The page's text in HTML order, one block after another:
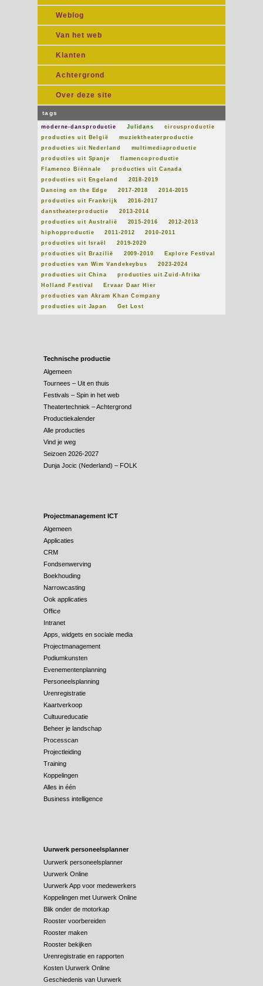
Weblog
Van het web
Klanten
Achtergrond
Over deze site
tags
moderne-dansproductie Julidans
circusproductie
producties uit België
muziektheaterproductie
producties uit Nederland
multimediaproductie
producties uit Spanje
flamencoproductie
Flamenco Biënnale
producties uit Canada
producties uit Engeland
2018-2019
Dancing on the Edge
2017-2018
2014-2015
producties uit Frankrijk
2016-2017
danstheaterproductie
2013-2014
producties uit Australië
2015-2016
2012-2013
hiphopproductie
2011-2012
2010-2011
producties uit Israël
2019-2020
producties uit Brazilië
2009-2010
Explore Festival
producties van Wim Vandekeybus
2023-2024
producties uit China
producties uit Zuid-Afrika
Holland Festival
Ervaar Daar Hier
producties van Akram Khan Company
producties uit Japan
Get Lost
Technische productie
Algemeen
Tournees – Uit en thuis
Festivals – Spin in het web
Theatertechniek – Achtergrond
Productiekalender
Alle producties
Vind je weg
Seizoen 2026-2027
Dunja Jocic (Nederland) – FOLK
Projectmanagement ICT
Algemeen
Applicaties
CRM
Fondsenwerving
Boekhouding
Narrowcasting
Ook applicaties
Office
Intranet
Apps, widgets en sociale media
Projectmanagement
Podiumkunsten
Evenementenplanning
Personeelsplanning
Urenregistratie
Kaartverkoop
Cultuureducatie
Beheer je landschap
Processcan
Projectleiding
Training
Koppelingen
Alles in één
Business intelligence
Uurwerk personeelsplanner
Uurwerk personeelsplanner
Uurwerk Online
Uurwerk App voor medewerkers
Koppelingen met Uurwerk Online
Blik onder de motorkap
Rooster voorbereiden
Rooster maken
Rooster bekijken
Urenregistratie en rapporten
Kosten Uurwerk Online
Geschiedenis van Uurwerk